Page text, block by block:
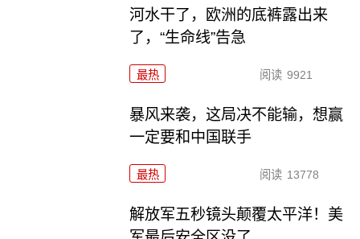
河水干了，欧洲的底裤露出来
了，“生命线”告急
最热 阅读 9921
暴风来袭，这局决不能输，想赢
一定要和中国联手
最热 阅读 13778
解放军五秒镜头颠覆太平洋！美